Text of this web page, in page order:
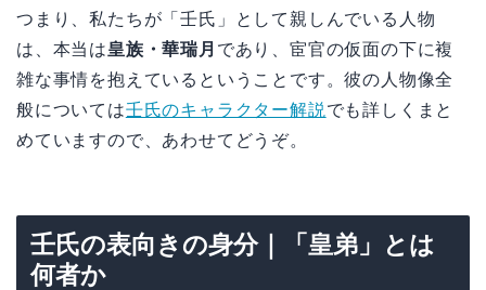
つまり、私たちが「壬氏」として親しんでいる人物
は、本当は皇族・華瑞月 であり、宦官の仮面の下に複
雑な事情を抱えているということです。彼の人物像全
般については壬氏のキャラクター解説 でも詳しくまと
めていますので、あわせてどうぞ。
壬氏の表向きの身分｜「皇弟」とは
何者か